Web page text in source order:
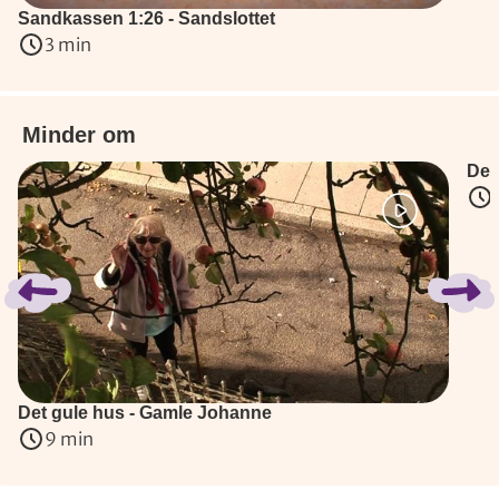
Sandkassen 1:26 - Sandslottet
3 min
Minder om
Spring bånd over
Det gule hus - Gamle Johanne
9 min